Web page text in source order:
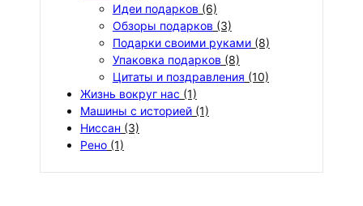
Идеи подарков (6)
Обзоры подарков (3)
Подарки своими руками(8)
Упаковка подарков (8)
Цитаты и поздравления (10)
Жизнь вокруг нас (1)
Машины с историей(1)
Ниссан (3)
Рено(1)